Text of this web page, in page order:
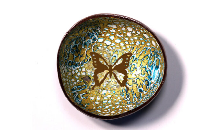
Ouvre-bouteilles
Tasses
Bols